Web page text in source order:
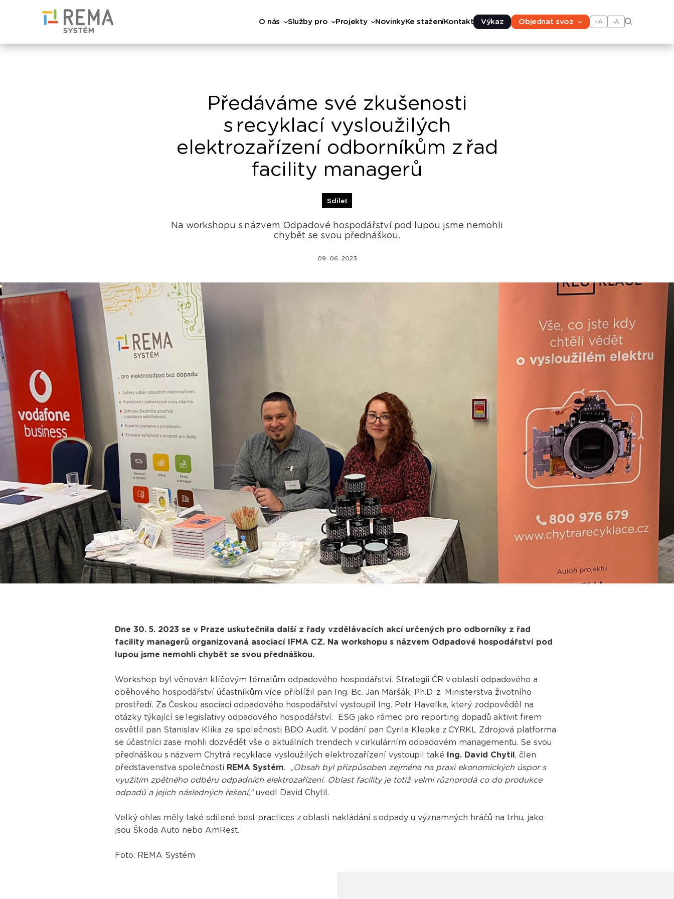
O nás Služby pro Projekty NovinkyKe staženíKontakt Výkaz Objednat svoz +A -A
Předáváme své zkušenosti
s recyklací vysloužilých
elektrozařízení odborníkům z řad
facility managerů
Sdílet
Na workshopu s názvem Odpadové hospodářství pod lupou jsme nemohli
chybět se svou přednáškou.
09. 06. 2023
Dne 30. 5. 2023 se v Praze uskutečnila další z řady vzdělávacích akcí určených pro odborníky z řad
facility managerů organizovaná asociací IFMA CZ. Na workshopu s názvem Odpadové hospodářství pod
lupou jsme nemohli chybět se svou přednáškou.
Workshop byl věnován klíčovým tématům odpadového hospodářství. Strategii ČR v oblasti odpadového a
oběhového hospodářství účastníkům více přiblížil pan Ing. Bc. Jan Maršák, Ph.D. z Ministerstva životního
prostředí. Za Českou asociaci odpadového hospodářství vystoupil Ing. Petr Havelka, který zodpověděl na
otázky týkající se legislativy odpadového hospodářství. ESG jako rámec pro reporting dopadů aktivit firem
osvětlil pan Stanislav Klika ze společnosti BDO Audit. V podání pan Cyrila Klepka z CYRKL Zdrojová platforma
se účastníci zase mohli dozvědět vše o aktuálních trendech v cirkulárním odpadovém managementu. Se svou
přednáškou s názvem Chytrá recyklace vysloužilých elektrozařízení vystoupil také
Ing. David Chytil, člen
představenstva společnosti REMA Systém. „Obsah byl přizpůsoben zejména na praxi ekonomických úspor s
využitím zpětného odběru odpadních elektrozařízení. Oblast facility je totiž velmi různorodá co do produkce
odpadů a jejich následných řešení,”uvedl David Chytil.
Velký ohlas měly také sdílené best practices z oblasti nakládání s odpady u významných hráčů na trhu, jako
jsou Škoda Auto nebo AmRest.
Foto: REMA Systém